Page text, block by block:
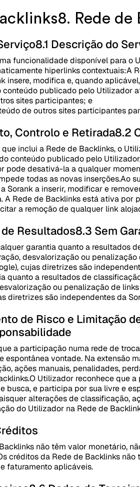
8. Rede de
8.1 Descrição do
funcionalidade disponível para o
hiperlinks contextuais:A
insere, modifica e, quando
conteúdo publicado pelo Utilizador
sites participantes; e
de outros sites participantes
Controlo e Retirada8.2
inclui a Rede de Backlinks, o
conteúdo publicado pelo
pode desativá-la a qualquer
todas as novas inserções.Ao
Sorank a inserir, modificar e
A Rede de Backlinks está ativa
a remoção de qualquer link
Resultados8.3 Sem
garantia quanto a resultados
desvalorização ou
cujas diretrizes são
quanto a resultados de
ou penalização de
diretrizes são independentes da
de Risco e Limitação
a participação numa rede de
espontânea vontade. Na extensão
ações manuais, penalidades,
O Utilizador reconhece que
busca, e participa por sua livre e
alterações de classificação,
do Utilizador na Rede de
não têm valor monetário,
créditos da Rede de Backlinks
faturamento aplicáveis.